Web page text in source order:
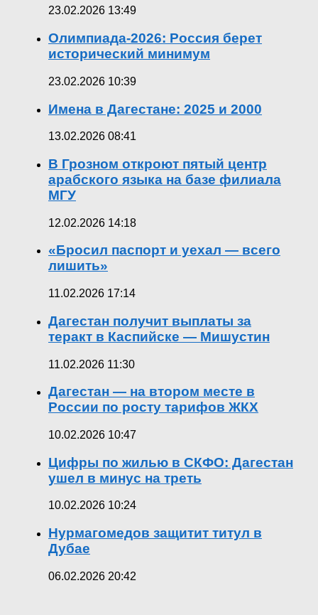
23.02.2026 13:49
Олимпиада-2026: Россия берет
исторический минимум
23.02.2026 10:39
Имена в Дагестане: 2025 и 2000
13.02.2026 08:41
В Грозном откроют пятый центр
арабского языка на базе филиала
МГУ
12.02.2026 14:18
«Бросил паспорт и уехал — всего
лишить»
11.02.2026 17:14
Дагестан получит выплаты за
теракт в Каспийске — Мишустин
11.02.2026 11:30
Дагестан — на втором месте в
России по росту тарифов ЖКХ
10.02.2026 10:47
Цифры по жилью в СКФО: Дагестан
ушел в минус на треть
10.02.2026 10:24
Нурмагомедов защитит титул в
Дубае
06.02.2026 20:42